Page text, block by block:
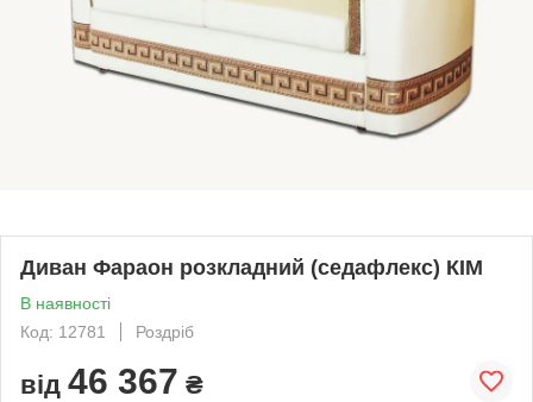
Диван Фараон розкладний (седафлекс) КІМ
В наявності
Код: 12781
Роздріб
від 46 367 ₴